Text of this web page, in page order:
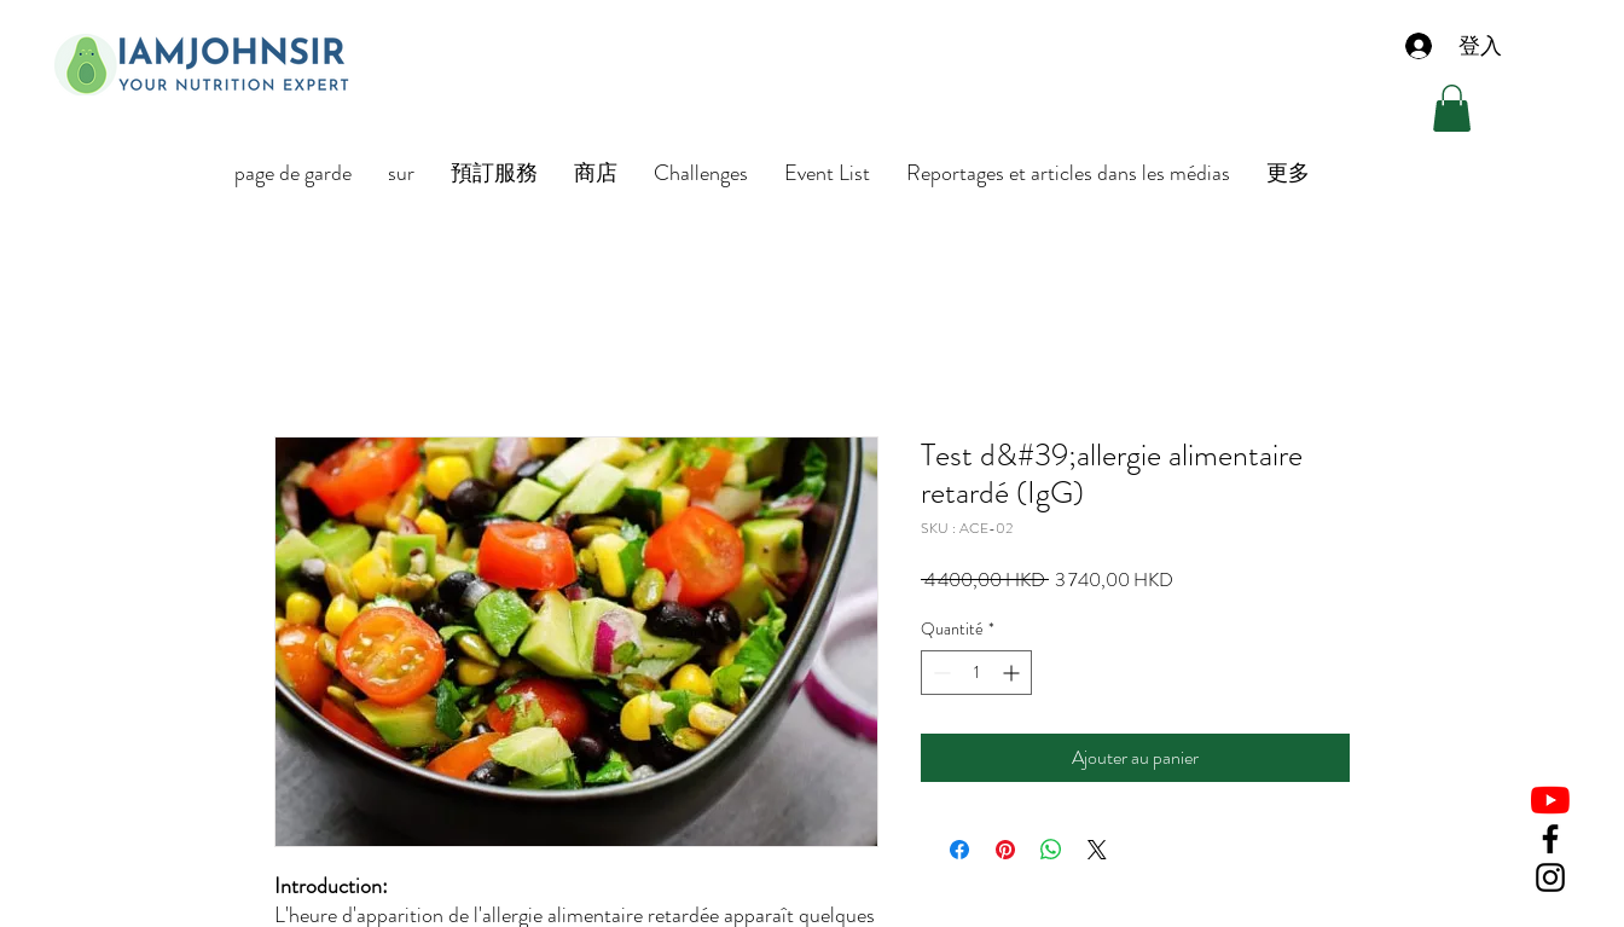
登入
page de garde sur 預訂服務 商店 Challenges Event List Reportages et articles dans les médias 更多
Introduction:
L'heure d'apparition de l'allergie alimentaire retardée apparaît quelques
Test d&#39;allergie alimentaire
retardé (IgG)
SKU : ACE-02
4 400,00 HKD Prix
3 740,00 HKD
Quantité *
Ajouter au panier